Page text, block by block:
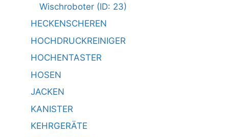
Wischroboter (ID: 23)
HECKENSCHEREN
HOCHDRUCKREINIGER
HOCHENTASTER
HOSEN
JACKEN
KANISTER
KEHRGERÄTE